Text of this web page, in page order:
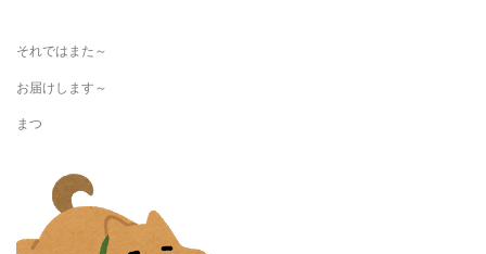
それではまた～
お届けします～
まつ